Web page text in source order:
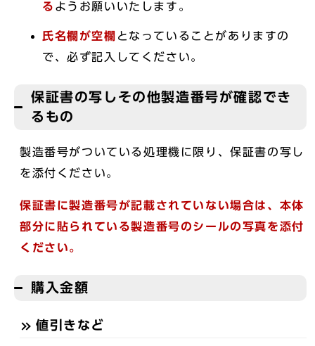
る ようお願いいたします。
氏名欄が空欄 となっていることがありますの
で、必ず記入してください。
保証書の写しその他製造番号が確認でき
るもの
製造番号がついている処理機に限り、保証書の写し
を添付ください。
保証書に製造番号が記載されていない場合は、本体
部分に貼られている製造番号のシールの写真を添付
ください。
購入金額
値引きなど